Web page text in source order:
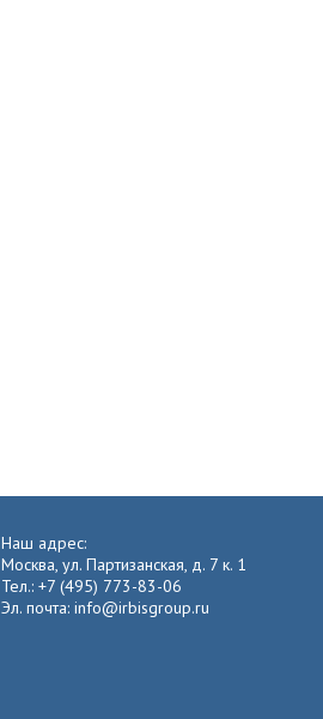
Наш адрес:
Москва, ул. Партизанская, д. 7 к. 1
Тел.: +7 (495) 773-83-06
Эл. почта: info@irbisgroup.ru